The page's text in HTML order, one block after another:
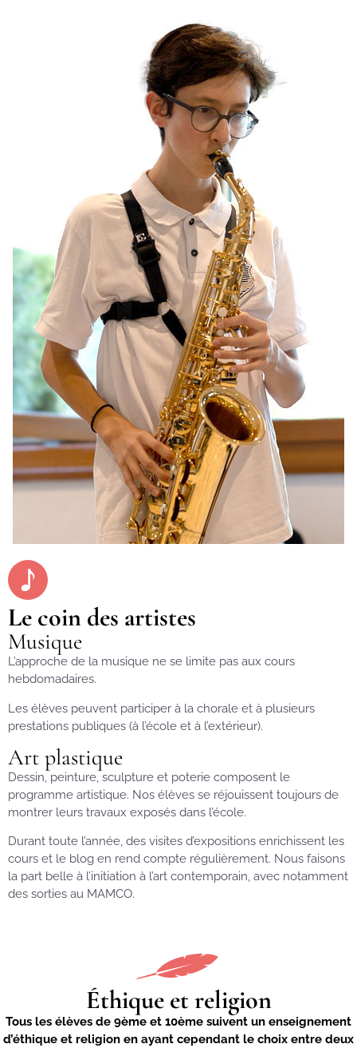
Le coin des artistes
Musique
L’approche de la musique ne se limite pas aux cours
hebdomadaires.
Les élèves peuvent participer à la chorale et à plusieurs
prestations publiques (à l’école et à l’extérieur).
Art plastique
Dessin, peinture, sculpture et poterie composent le
programme artistique. Nos élèves se réjouissent toujours de
montrer leurs travaux exposés dans l’école.
Durant toute l’année, des visites d’expositions enrichissent les
cours et le blog en rend compte régulièrement. Nous faisons
la part belle à l’initiation à l’art contemporain, avec notamment
des sorties au MAMCO.
Éthique et religion
Tous les élèves de 9ème et 10ème suivent un enseignement
d’éthique et religion en ayant cependant le choix entre deux